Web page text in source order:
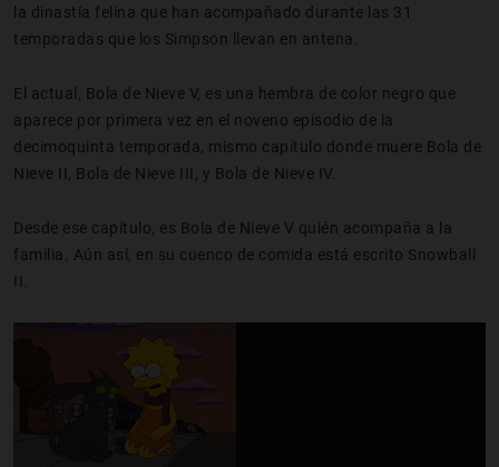
la dinastía felina que han acompañado durante las 31
temporadas que los Simpson llevan en antena.
El actual, Bola de Nieve V, es una hembra de color negro que
aparece por primera vez en el noveno episodio de la
decimoquinta temporada, mismo capítulo donde muere Bola de
Nieve II, Bola de Nieve III, y Bola de Nieve IV.
Desde ese capítulo, es Bola de Nieve V quién acompaña a la
familia. Aún así, en su cuenco de comida está escrito Snowball
II.